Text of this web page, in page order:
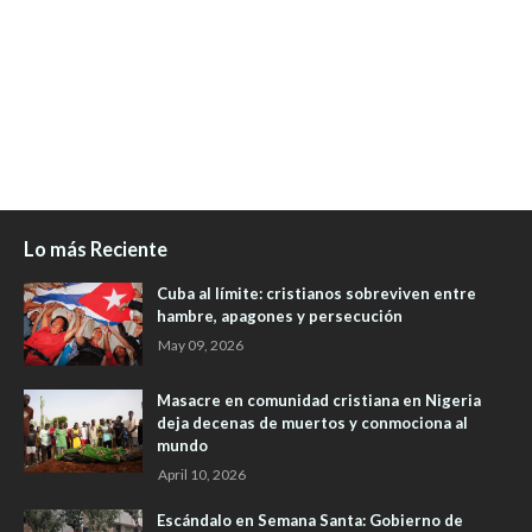
Lo más Reciente
Cuba al límite: cristianos sobreviven entre
hambre, apagones y persecución
May 09, 2026
Masacre en comunidad cristiana en Nigeria
deja decenas de muertos y conmociona al
mundo
April 10, 2026
Escándalo en Semana Santa: Gobierno de